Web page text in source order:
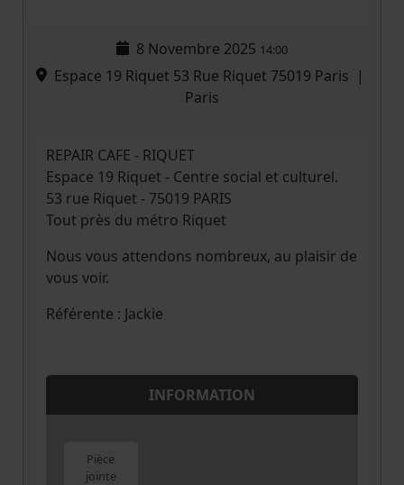
8 Novembre 2025 14:00
Espace 19 Riquet 53 Rue Riquet 75019 Paris |
Paris
REPAIR CAFE - RIQUET
Espace 19 Riquet - Centre social et culturel.
53 rue Riquet - 75019 PARIS
Tout près du métro Riquet
Nous vous attendons nombreux, au plaisir de
vous voir.
Référente : Jackie
INFORMATION
Pièce
jointe